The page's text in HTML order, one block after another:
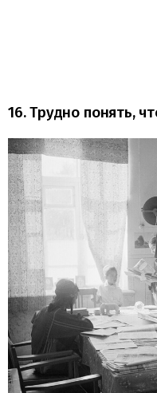
16. Трудно понять,